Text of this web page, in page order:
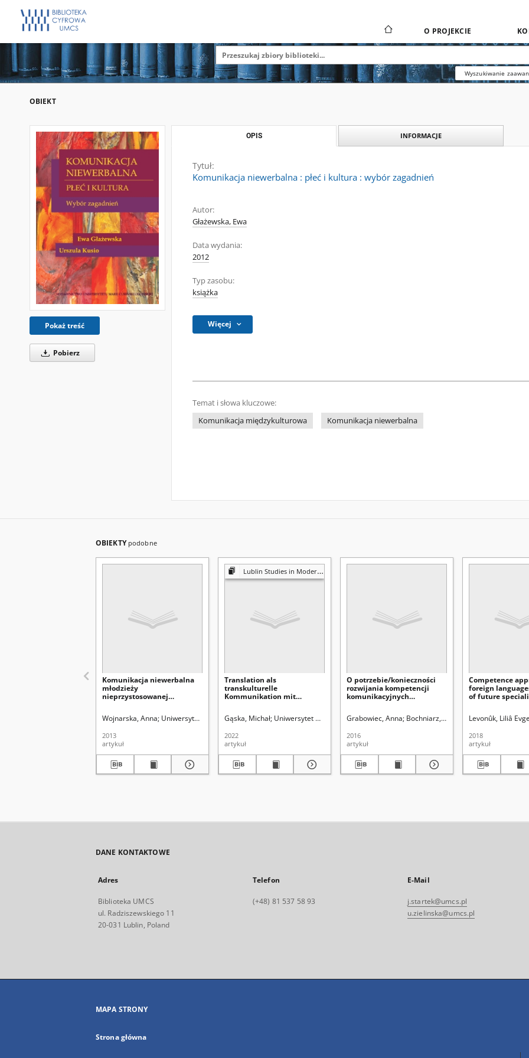
O PROJEKCIE
Wyszukiwanie
OBIEKT
Pokaż treść
Pobierz
OPIS INFORMACJE
Tytuł:
Komunikacja niewerbalna : płeć i kultura : wybór zagadnień
Autor:
Głażewska, Ewa
Data wydania:
2012
Typ zasobu:
książka
Więcej
Temat i słowa kluczowe:
Komunikacja międzykulturowa
Komunikacja niewerbalna
OBIEKTY podobne
Komunikacja niewerbalna
młodzieży
nieprzystosowanej
Wojnarska, Anna Uniwersytet Marii Curie-Skłodowskiej (Lublin). Wydział Pedagogiki i Psychologii Kirenko, Janusz (1954- ). Red.
2013
artykuł
Lublin Studies in Modern Languages and Literature
Translation als
transkulturelle
Kommunikation mit
Gąska, Michał Uniwersytet Marii Curie-Skłodowskiej (Lublin). Wydział Filologiczny Krieger-
2022
artykuł
O potrzebie/konieczności
rozwijania kompetencji
komunikacyjnych
Grabowiec, Anna Bochniarz, Agnieszka Kirenko,
2016
artykuł
Competence
foreign
of future
Levonûk, Liliâ
2018
artykuł
DANE KONTAKTOWE
Adres
Biblioteka UMCS
ul. Radziszewskiego 11
20-031 Lublin, Poland
Telefon
(+48) 81 537 58 93
E-Mail
j.startek@umcs.pl
u.zielinska@umcs.pl
MAPA STRONY
Strona główna